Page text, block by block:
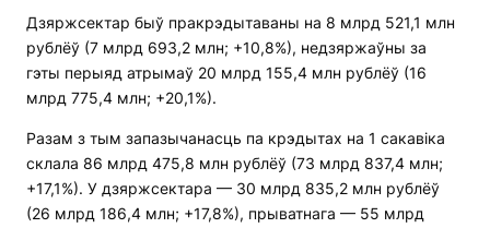
Дзяржсектар быў пракрэдытаваны на 8 млрд 521,1 млн
рублёў (7 млрд 693,2 млн; +10,8%), недзяржаўны за
гэты перыяд атрымаў 20 млрд 155,4 млн рублёў (16
млрд 775,4 млн; +20,1%).
Разам з тым запазычанасць па крэдытах на 1 сакавіка
склала 86 млрд 475,8 млн рублёў (73 млрд 837,4 млн;
+17,1%). У дзяржсектара — 30 млрд 835,2 млн рублёў
(26 млрд 186,4 млн; +17,8%), прыватнага — 55 млрд